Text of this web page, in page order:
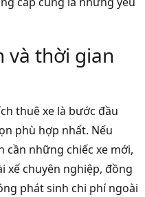
và thời gian
thuê xe là bước đầu
phù hợp nhất. Nếu
cần những chiếc xe mới,
xế chuyên nghiệp, đồng
phát sinh chi phí ngoài